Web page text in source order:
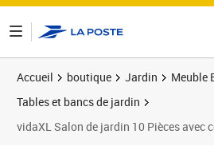
Accueil boutique Jardin
Meuble
Tables et bancs de jardin
vidaXL Salon de jardin 10 Pièces avec